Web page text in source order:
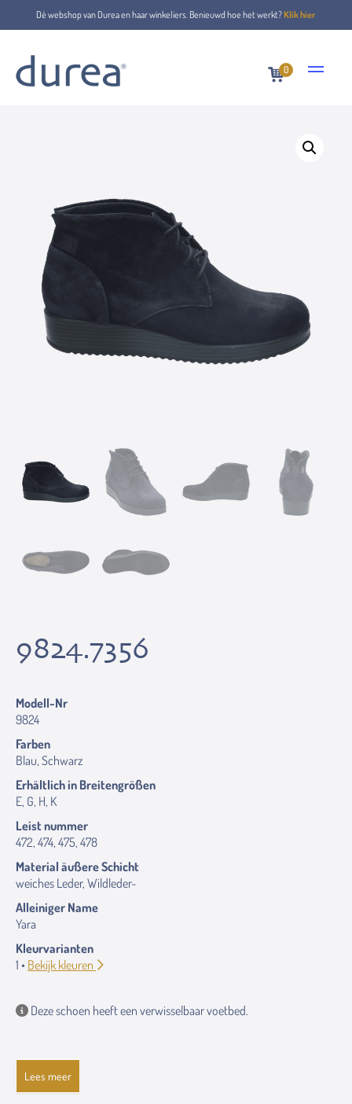
Dé webshop van Durea en haar winkeliers. Benieuwd hoe het werkt?Klik hier
0
Home Schnürstiefel
9824.7356
Modell-Nr
9824
Farben
Blau, Schwarz
Erhältlich in Breitengrößen
E, G, H, K
Leist nummer
472, 474, 475, 478
Material äußere Schicht
weiches Leder, Wildleder-
Alleiniger Name
Yara
Kleurvarianten
1 • Bekijk kleuren
Deze schoen heeft een verwisselbaar voetbed.
Lees meer